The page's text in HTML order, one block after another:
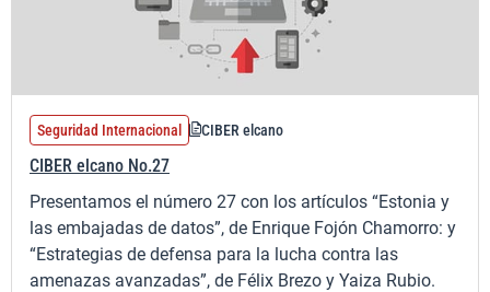
Seguridad Internacional CIBER elcano
CIBER elcano No.27
Presentamos el número 27 con los artículos “Estonia y
las embajadas de datos”, de Enrique Fojón Chamorro: y
“Estrategias de defensa para la lucha contra las
amenazas avanzadas”, de Félix Brezo y Yaiza Rubio.